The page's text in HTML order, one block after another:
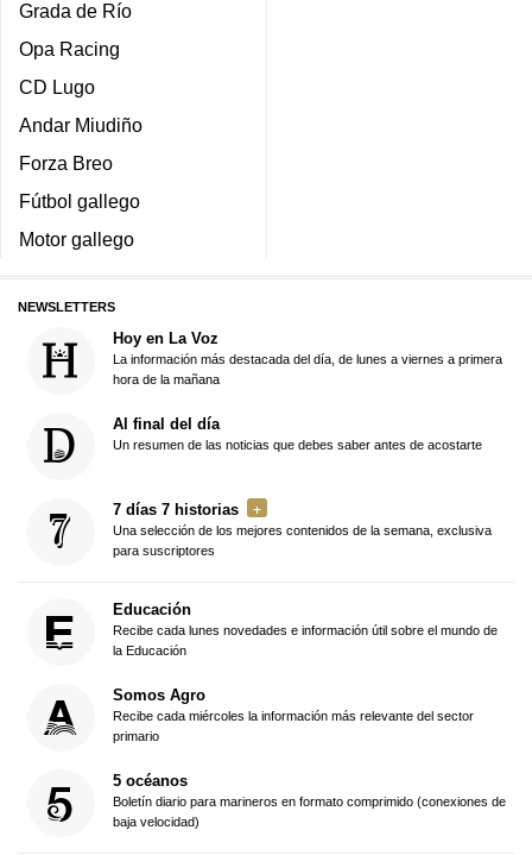
Grada de Río
Opa Racing
CD Lugo
Andar Miudiño
Forza Breo
Fútbol gallego
Motor gallego
NEWSLETTERS
Hoy en La Voz
La información más destacada del día, de lunes a viernes a primera
hora de la mañana
Al final del día
Un resumen de las noticias que debes saber antes de acostarte
7 días 7 historias
Una selección de los mejores contenidos de la semana, exclusiva
para suscriptores
Educación
Recibe cada lunes novedades e información útil sobre el mundo de
la Educación
Somos Agro
Recibe cada miércoles la información más relevante del sector
primario
5 océanos
Boletín diario para marineros en formato comprimido (conexiones de
baja velocidad)